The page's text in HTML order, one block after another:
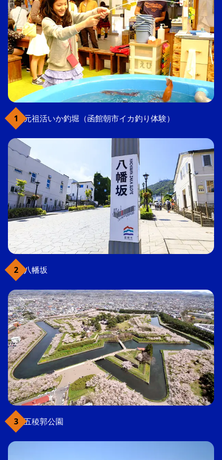
元祖活いか釣堀（函館朝市イカ釣り体験）
八幡坂
五稜郭公園